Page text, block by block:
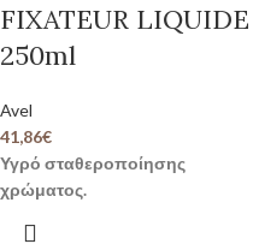
FIXATEUR LIQUIDE
250ml
Avel
41,86€
Υγρό σταθεροποίησης
χρώματος.